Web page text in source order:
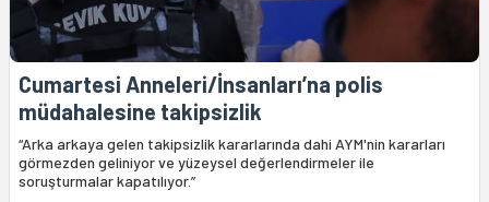
Cumartesi Anneleri/İnsanları’na polis
müdahalesine takipsizlik
“Arka arkaya gelen takipsizlik kararlarında dahi AYM'nin kararları
görmezden geliniyor ve yüzeysel değerlendirmeler ile
soruşturmalar kapatılıyor.”